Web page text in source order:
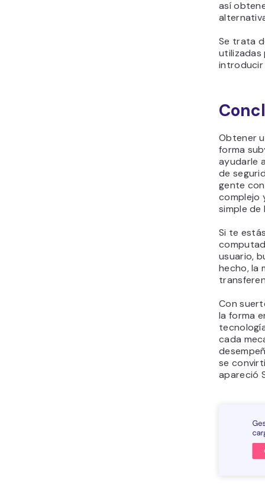
así
Se trata
utilizadas
introducir
Obtener
forma
ayudarle
de
gente
complejo
simple de
Si te
usuario,
hecho, la
Con
la forma
cada
se
apareció